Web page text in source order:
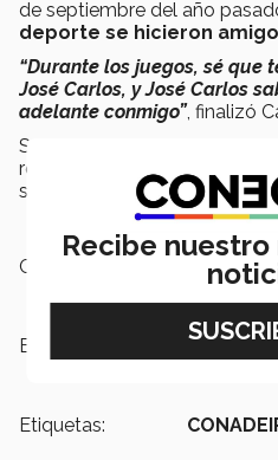
de septiembre del año
deporte se hicieron
“Durante los juegos, sé que
José Carlos, y José Carlos
adelante conmigo”, finalizó
Su plan a futuro es
representativo de fútbol de
seguir creciendo juntos como
Campus:
Escuelas:
Etiquetas:
Recibe